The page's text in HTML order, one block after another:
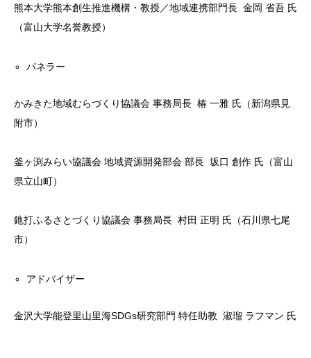
熊本大学熊本創生推進機構・教授／地域連携部門長 金岡 省吾 氏
（富山大学名誉教授）
パネラー
かみきた地域むらづくり協議会 事務局長 椿 一雅 氏（新潟県見
附市）
釜ヶ渕みらい協議会 地域資源開発部会 部長 坂口 創作 氏（富山
県立山町）
釶打ふるさとづくり協議会 事務局長 村田 正明 氏（石川県七尾
市）
アドバイザー
金沢大学能登里山里海SDGs研究部門 特任助教 淑瑠 ラフマン 氏